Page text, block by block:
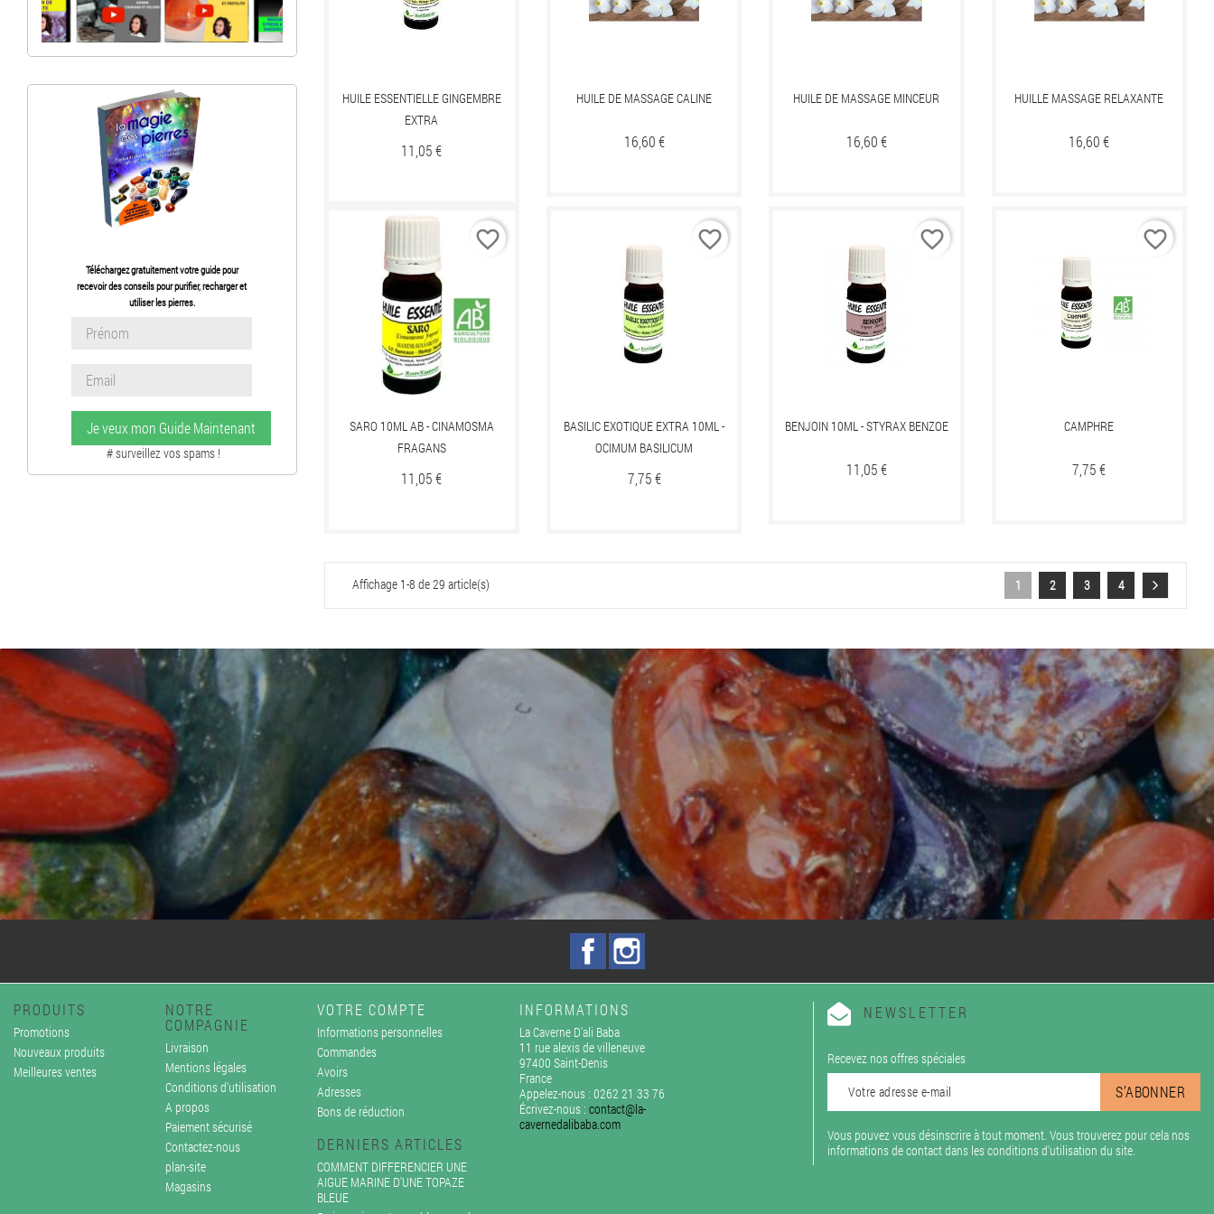
Téléchargez gratuitement votre guide pour
recevoir des conseils pour purifier, recharger et
utiliser les pierres.
Je veux mon Guide Maintenant
# surveillez vos spams !
HUILE ESSENTIELLE GINGEMBRE
EXTRA
Prix
11,05 €
HUILE DE MASSAGE CALINE
Prix
16,60 €
HUILE DE MASSAGE MINCEUR
Prix
16,60 €
HUILLE MASSAGE RELAXANTE
Prix
16,60 €
favorite_border
SARO 10ML AB - CINAMOSMA
FRAGANS
Prix
11,05 €
favorite_border
BASILIC EXOTIQUE EXTRA 10ML -
OCIMUM BASILICUM
Prix
7,75 €
favorite_border
BENJOIN 10ML - STYRAX BENZOE
Prix
11,05 €
favorite_border
CAMPHRE
Prix
7,75 €
Affichage 1-8 de 29 article(s) 1 2 3 4
Facebook
PRODUITS
Promotions
Nouveaux produits
Meilleures ventes
NOTRE
COMPAGNIE
Livraison
Mentions légales
Conditions d'utilisation
A propos
Paiement sécurisé
Contactez-nous
plan-site
Magasins
VOTRE COMPTE
Informations personnelles
Commandes
Avoirs
Adresses
Bons de réduction
INFORMATIONS
La Caverne D'ali Baba
11 rue alexis de villeneuve
97400 Saint-Denis
France
Appelez-nous : 0262 21 33 76
Écrivez-nous : contact@la-
cavernedalibaba.com
NEWSLETTER
Recevez nos offres spéciales
Vous pouvez vous désinscrire à tout moment. Vous trouverez pour cela nos
informations de contact dans les conditions d'utilisation du site.
DERNIERS ARTICLES
COMMENT DIFFERENCIER UNE
AIGUE MARINE D'UNE TOPAZE
BLEUE